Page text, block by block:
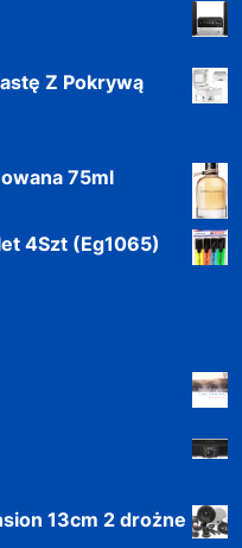
Z Pokrywą
75ml
4Szt (Eg1065)
13cm 2 drożne